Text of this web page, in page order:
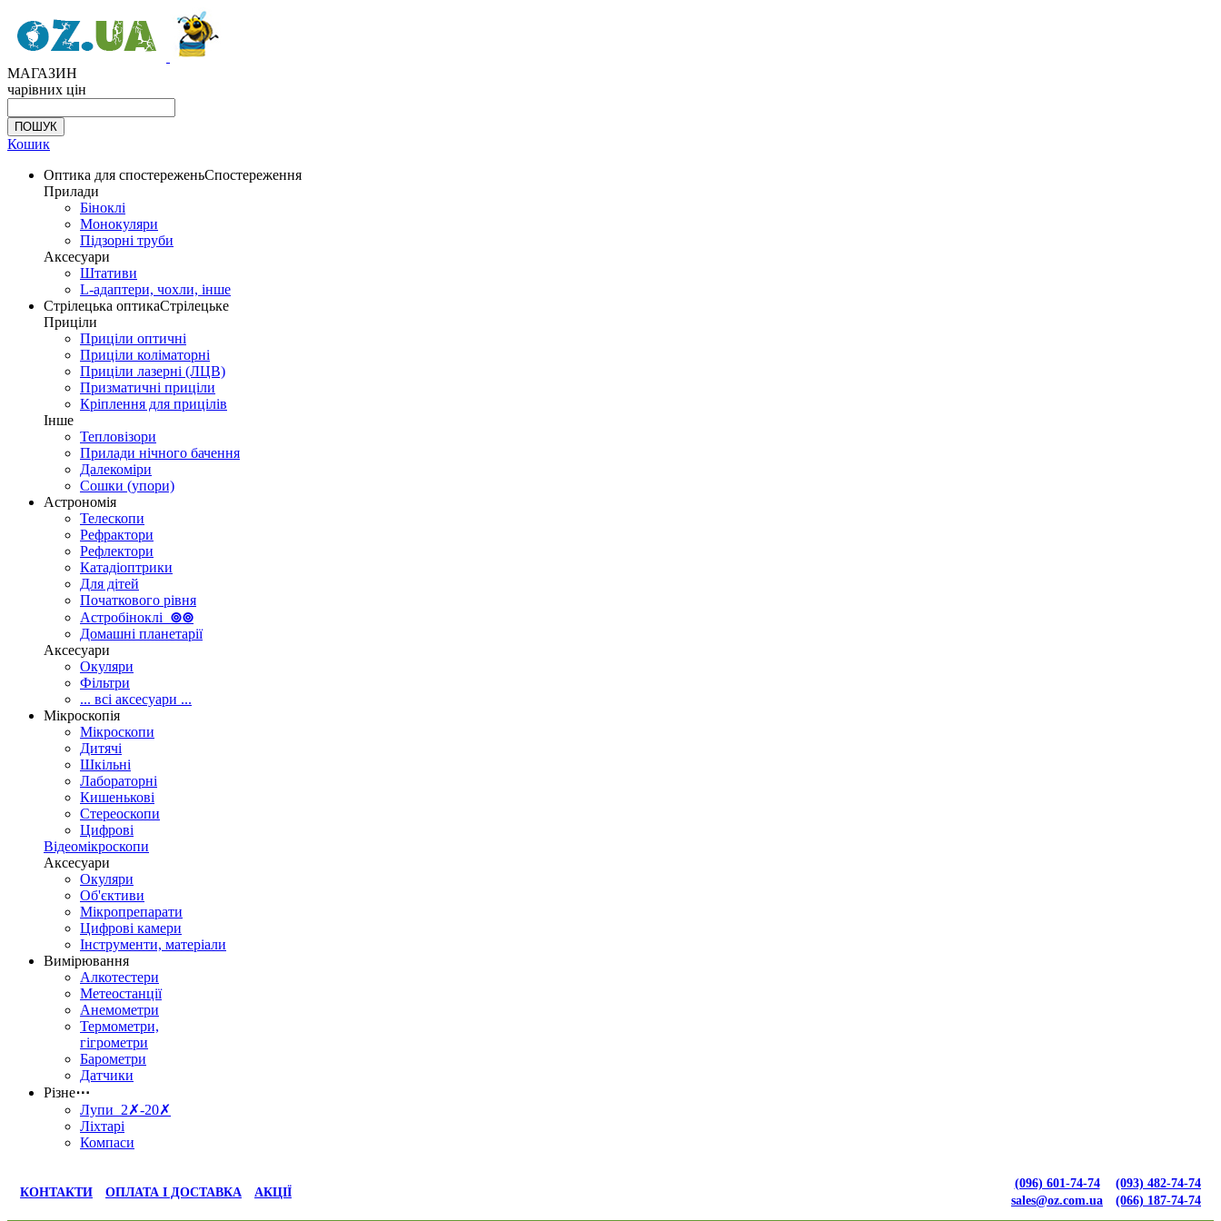
МАГАЗИН
чарівних цін
Кошик
Оптика для спостереженьСпостереження
Прилади
Біноклі
Монокуляри
Підзорні труби
Аксесуари
Штативи
L-адаптери, чохли, інше
Стрілецька оптикаСтрілецьке
Приціли
Приціли оптичні
Приціли коліматорні
Приціли лазерні (ЛЦВ)
Призматичні приціли
Кріплення для прицілів
Інше
Тепловізори
Прилади нічного бачення
Далекоміри
Сошки (упори)
Астрономія
Телескопи
Рефрактори
Рефлектори
Катадіоптрики
Для дітей
Початкового рівня
Астробіноклі ⊚⊚
Домашні планетарії
Аксесуари
Окуляри
Фільтри
... всі аксесуари ...
Мікроскопія
Мікроскопи
Дитячі
Шкільні
Лабораторні
Кишенькові
Стереоскопи
Цифрові
Відеомікроскопи
Аксесуари
Окуляри
Об'єктиви
Мікропрепарати
Цифрові камери
Інструменти, матеріали
Вимірювання
Алкотестери
Метеостанції
Анемометри
Термометри,
гігрометри
Барометри
Датчики
Різне⋯
Лупи 2✗-20✗
Ліхтарі
Компаси
КОНТАКТИ ОПЛАТА І ДОСТАВКА АКЦІЇ
(096) 601-74-74
sales@oz.com.ua
(093) 482-74-74
(066) 187-74-74